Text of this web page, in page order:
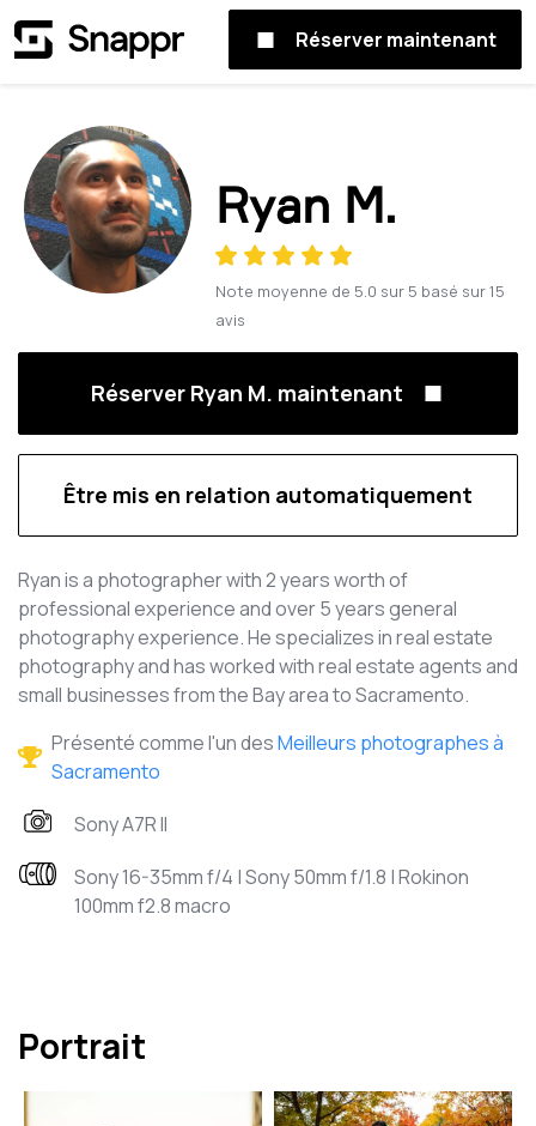
Réserver maintenant
Ryan M.
Note moyenne de 5.0 sur 5 basé sur15
avis
Réserver Ryan M. maintenant
Être mis en relation automatiquement
Ryan is a photographer with 2 years worth of
professional experience and over 5 years general
photography experience. He specializes in real estate
photography and has worked with real estate agents and
small businesses from the Bay area to Sacramento.
Présenté comme l'un desMeilleurs photographes à
Sacramento
Sony A7R II
Sony 16-35mm f/4 | Sony 50mm f/1.8 | Rokinon
100mm f2.8 macro
Portrait